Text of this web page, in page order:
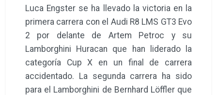
Luca Engster se ha llevado la victoria en la
primera carrera con el Audi R8 LMS GT3 Evo
2 por delante de Artem Petroc y su
Lamborghini Huracan que han liderado la
categoría Cup X en un final de carrera
accidentado. La segunda carrera ha sido
para el Lamborghini de Bernhard Löffler que